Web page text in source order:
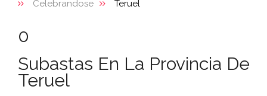
Celebrandose
Teruel
0
Subastas En La Provincia De
Teruel